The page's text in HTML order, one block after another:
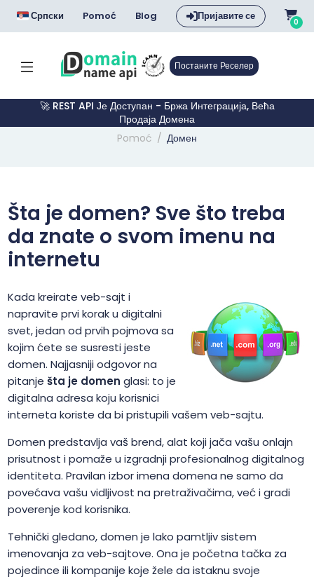
Српски Pomoć Blog Пријавите се 0
Постаните Реселер
🚀 REST API Је Доступан - Бржа Интеграција, Већа
Продаја Домена
Pomoć
Домен
Šta je domen? Sve što treba
da znate o svom imenu na
internetu
Kada kreirate veb-sajt i
napravite prvi korak u digitalni
svet, jedan od prvih pojmova sa
kojim ćete se susresti jeste
domen. Najjasniji odgovor na
pitanje šta je domen glasi: to je
digitalna adresa koju korisnici
interneta koriste da bi pristupili vašem veb-sajtu.
Domen predstavlja vaš brend, alat koji jača vašu onlajn
prisutnost i pomaže u izgradnji profesionalnog digitalnog
identiteta. Pravilan izbor imena domena ne samo da
povećava vašu vidljivost na pretraživačima, već i gradi
poverenje kod korisnika.
Tehnički gledano, domen je lako pamtljiv sistem
imenovanja za veb-sajtove. Ona je početna tačka za
pojedince ili kompanije koje žele da istaknu svoje